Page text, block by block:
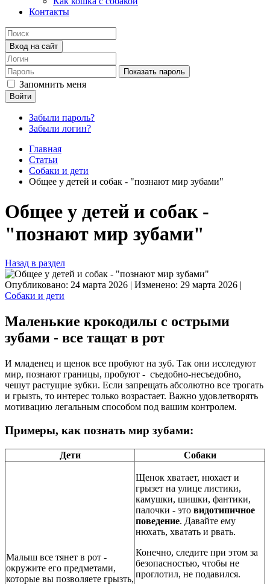
Контакты
Вход на сайт
Показать пароль
Запомнить меня
Войти
Забыли пароль?
Забыли логин?
Главная
Статьи
Собаки и дети
Общее у детей и собак - "познают мир зубами"
Общее у детей и собак -
"познают мир зубами"
Назад в раздел
Опубликовано: 24 марта 2026 | Изменено: 29 марта 2026 |
Собаки и дети
Маленькие крокодилы с острыми
зубами - все тащат в рот
И младенец и щенок все пробуют на зуб. Так они исследуют
мир, познают границы, пробуют - съедобно-несъедобно,
чешут растущие зубки. Если запрещать абсолютно все трогать
и грызть, то интерес только возрастает. Важно удовлетворять
мотивацию легальным способом под вашим контролем.
Примеры, как познать мир зубами:
Дети Собаки
Малыш все тянет в рот -
окружите его предметами,
которые вы позволяете грызть,
Щенок хватает, нюхает и
грызет на улице листики,
камушки, шишки, фантики,
палочки - это видотипичное
поведение. Давайте ему
нюхать, хватать и рвать.
Конечно, следите при этом за
безопасностью, чтобы не
проглотил, не подавился.